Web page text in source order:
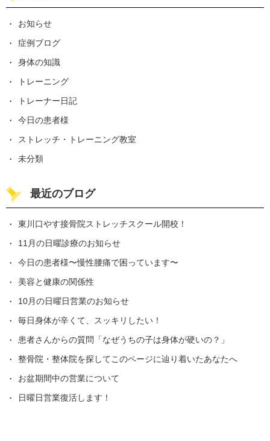
お知らせ
症例ブログ
身体の知識
トレーニング
トレーナー日記
今日の患者様
ストレッチ・トレーニング教室
未分類
最近のブログ
東川口やす接骨院ストレッチスクール開校！
11月の日曜診療のお知らせ
今日の患者様〜慢性腰痛で困っています〜
美容と健康の関係性
10月の日曜日営業のお知らせ
毎日身体が辛くて、スッキリしたい！
患者さんからの質問「なぜうちの子は身体が硬いの？」
整骨院・整体院を探してこのページに辿り着いたあなたへ
お盆期間中の営業について
日曜日営業復活します！